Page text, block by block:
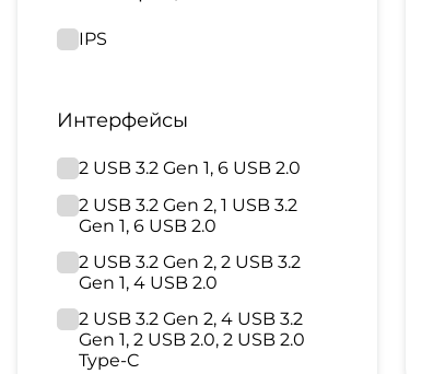
IPS
Интерфейсы
2 USB 3.2 Gen 1, 6 USB 2.0
2 USB 3.2 Gen 2, 1 USB 3.2
Gen 1, 6 USB 2.0
2 USB 3.2 Gen 2, 2 USB 3.2
Gen 1, 4 USB 2.0
2 USB 3.2 Gen 2, 4 USB 3.2
Gen 1, 2 USB 2.0, 2 USB 2.0
Type-C